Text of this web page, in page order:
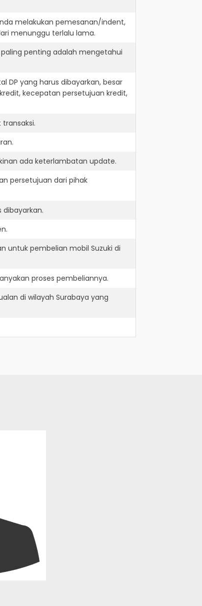
melakukan pemesanan/indent,
menunggu terlalu lama.
penting adalah mengetahui
DP yang harus dibayarkan, besar
kecepatan persetujuan kredit,
ada keterlambatan update.
persetujuan dari pihak
untuk pembelian mobil Suzuki di
proses pembeliannya.
di wilayah Surabaya yang